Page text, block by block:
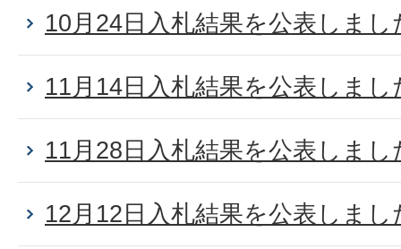
10月24日入札結果を公表しまし
11月14日入札結果を公表しまし
11月28日入札結果を公表しまし
12月12日入札結果を公表しまし